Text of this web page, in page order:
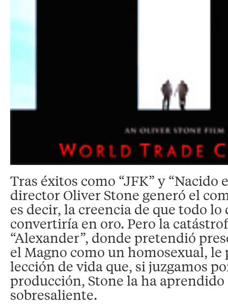
Tras éxitos como “JFK” y “Nacido
director Oliver Stone generó el
es decir, la creencia de que todo lo
convertiría en oro. Pero la
“Alexander”, donde pretendió
el Magno como un homosexual,
lección de vida que, si juzgamos
producción, Stone la ha
sobresaliente.